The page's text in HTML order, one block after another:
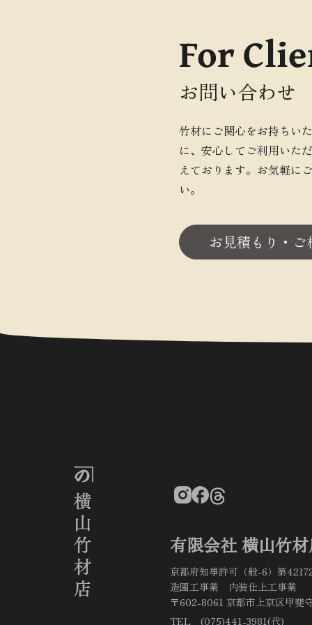
For
お問い合わせ
竹材にご関心をお持ちい
に、安心してご利用いた
えております。お気軽に
い。
お見積もり・ご
有限会社 横山竹
京都府知事許可（般-6）第
造園工事業 内装仕上工事業
〒602-8061 京都市上京区甲斐
TEL (075)441-3981(代)